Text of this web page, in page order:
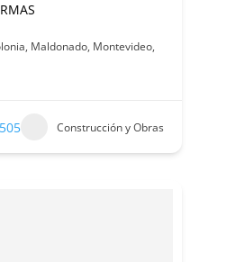
, Maldonado, Montevideo,
Construcción y Obras